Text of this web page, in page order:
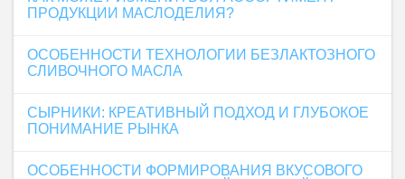
ПРОДУКЦИИ МАСЛОДЕЛИЯ?
ОСОБЕННОСТИ ТЕХНОЛОГИИ БЕЗЛАКТОЗНОГО
СЛИВОЧНОГО МАСЛА
СЫРНИКИ: КРЕАТИВНЫЙ ПОДХОД И ГЛУБОКОЕ
ПОНИМАНИЕ РЫНКА
ОСОБЕННОСТИ ФОРМИРОВАНИЯ ВКУСОВОГО